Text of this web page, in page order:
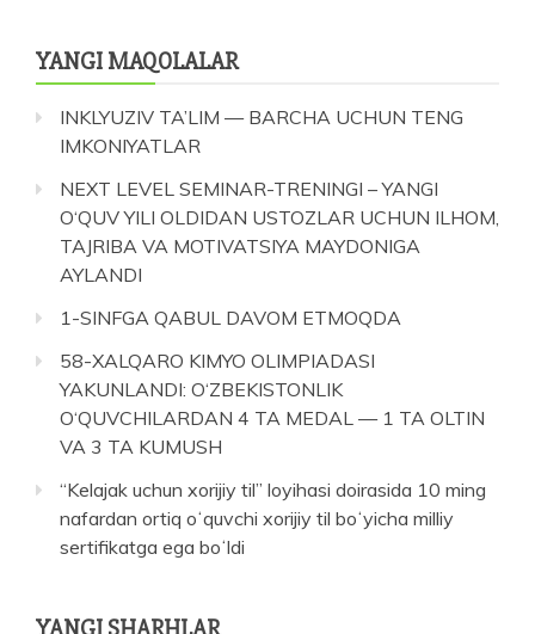
YANGI MAQOLALAR
INKLYUZIV TA’LIM — BARCHA UCHUN TENG
IMKONIYATLAR
NEXT LEVEL SEMINAR-TRENINGI – YANGI
O‘QUV YILI OLDIDAN USTOZLAR UCHUN ILHOM,
TAJRIBA VA MOTIVATSIYA MAYDONIGA
AYLANDI
1-SINFGA QABUL DAVOM ETMOQDA
58-XALQARO KIMYO OLIMPIADASI
YAKUNLANDI: O‘ZBEKISTONLIK
O‘QUVCHILARDAN 4 TA MEDAL — 1 TA OLTIN
VA 3 TA KUMUSH
“Kelajak uchun xorijiy til” loyihasi doirasida 10 ming
nafardan ortiq oʻquvchi xorijiy til boʻyicha milliy
sertifikatga ega boʻldi